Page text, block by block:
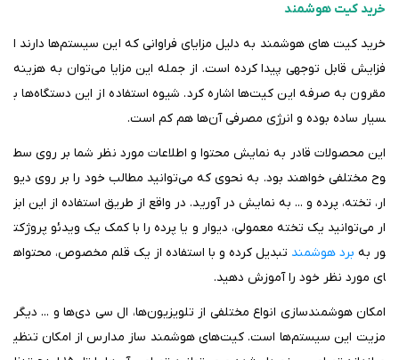
خرید کیت هوشمند
خرید کیت­ های هوشمند به دلیل مزایای فراوانی که این سیستم‌ها دارند ا
فزایش قابل توجهی پیدا کرده است. از جمله این مزایا می‌توان به هزینه
مقرون به صرفه این کیت‌ها اشاره کرد. شیوه استفاده از این دستگاه‌ها ب
سیار ساده بوده و انرژی مصرفی آن‌ها هم کم است.
این محصولات قادر به نمایش محتوا و اطلاعات مورد نظر شما بر روی سط
وح مختلفی خواهند بود. به نحوی که می‌توانید مطالب خود را بر روی دیو
ار، تخته، پرده و ... به نمایش در آورید. در واقع از طریق استفاده از این ابز
ار می‌توانید یک تخته معمولی، دیوار و یا پرده را با کمک یک ویدئو پروژکت
ور به برد هوشمند تبدیل کرده و با استفاده از یک قلم مخصوص، محتواه
ای مورد نظر خود را آموزش دهید.
امکان هوشمندسازی انواع مختلفی از تلویزیون‌ها، ال سی دی‌ها و ... دیگر
مزیت این سیستم‌ها است. کیت‌های هوشمند ساز مدارس از امکان تنظی